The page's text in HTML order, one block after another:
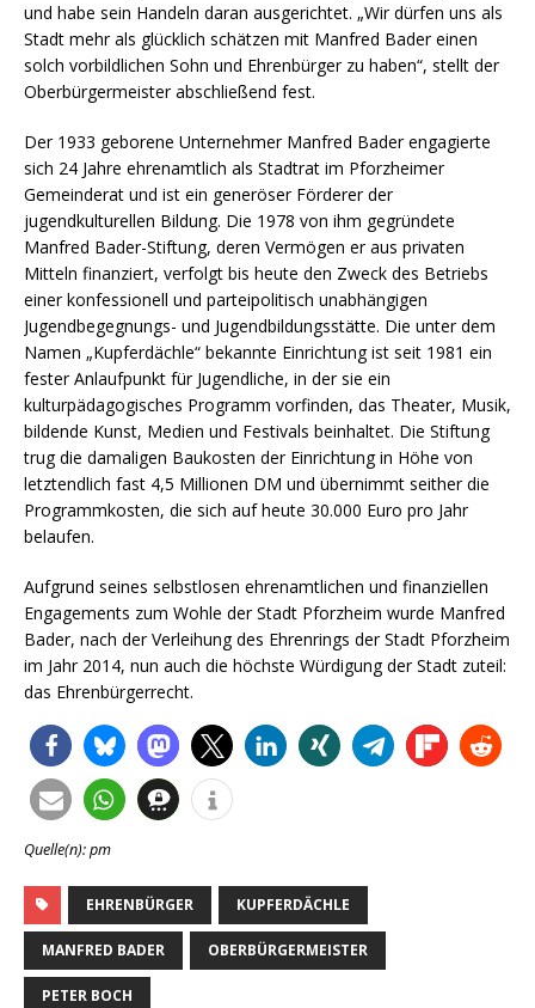
und habe sein Handeln daran ausgerichtet. „Wir dürfen uns als
Stadt mehr als glücklich schätzen mit Manfred Bader einen
solch vorbildlichen Sohn und Ehrenbürger zu haben“, stellt der
Oberbürgermeister abschließend fest.
Der 1933 geborene Unternehmer Manfred Bader engagierte
sich 24 Jahre ehrenamtlich als Stadtrat im Pforzheimer
Gemeinderat und ist ein generöser Förderer der
jugendkulturellen Bildung. Die 1978 von ihm gegründete
Manfred Bader-Stiftung, deren Vermögen er aus privaten
Mitteln finanziert, verfolgt bis heute den Zweck des Betriebs
einer konfessionell und parteipolitisch unabhängigen
Jugendbegegnungs- und Jugendbildungsstätte. Die unter dem
Namen „Kupferdächle“ bekannte Einrichtung ist seit 1981 ein
fester Anlaufpunkt für Jugendliche, in der sie ein
kulturpädagogisches Programm vorfinden, das Theater, Musik,
bildende Kunst, Medien und Festivals beinhaltet. Die Stiftung
trug die damaligen Baukosten der Einrichtung in Höhe von
letztendlich fast 4,5 Millionen DM und übernimmt seither die
Programmkosten, die sich auf heute 30.000 Euro pro Jahr
belaufen.
Aufgrund seines selbstlosen ehrenamtlichen und finanziellen
Engagements zum Wohle der Stadt Pforzheim wurde Manfred
Bader, nach der Verleihung des Ehrenrings der Stadt Pforzheim
im Jahr 2014, nun auch die höchste Würdigung der Stadt zuteil:
das Ehrenbürgerrecht.
Quelle(n): pm
EHRENBÜRGER KUPFERDÄCHLE
MANFRED BADER OBERBÜRGERMEISTER
PETER BOCH